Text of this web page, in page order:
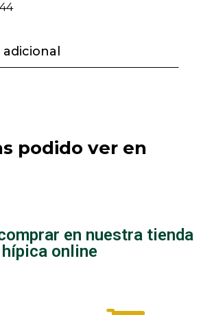
podido ver en
en nuestra tienda
hípica online